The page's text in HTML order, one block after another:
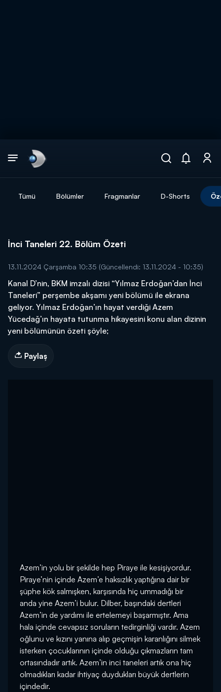
Tümü Bölümler Fragmanlar D-Shorts
İnci Taneleri 22. Bölüm Özeti
13.11.2024 Çarşamba 10:35 (Güncellendi: 13.11.2024 - 10:35)
Kanal D’nin, BKM imzalı dizisi “Yılmaz Erdoğan’dan İnci
Taneleri” perşembe akşamı yeni bölümü ile ekrana
geliyor. Yılmaz Erdoğan’ın hayat verdiği Azem
Yücedağ’ın hayata tutunma hikayesini konu alan dizinin
yeni bölümünün özeti şöyle;
Paylaş
Azem’in yolu bir şekilde hep Piraye ile kesişiyordur.
Piraye’nin içinde Azem’e haksızlık yaptığına dair bir
şüphe kök salmışken, karşısında hiç ummadığı bir
anda yine Azem’i bulur. Dilber, başındaki dertleri
Azem’in de yardımı ile ertelemeyi başarmıştır. Ama
hala içinde cevapsız soruların tedirginliği vardır. Azem
oğlunu ve kızını yanına alıp geçmişin karanlığını silmek
isterken çocuklarının içinde olduğu çıkmazların tam
ortasındadır artık. Azem’in inci taneleri artık ona hiç
olmadıkları kadar ihtiyaç duydukları büyük dertlerin
içindedir.